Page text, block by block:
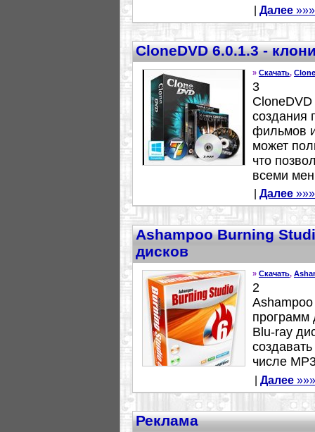
Далее »»»
CloneDVD 6.0.1.3 -
» Скачать,
3
создания
фильмов
может
что
всеми
Далее »»»
Ashampoo Burning
дисков
» Скачать,
2
программ
Blu-ray
числе
Далее »»»
Реклама